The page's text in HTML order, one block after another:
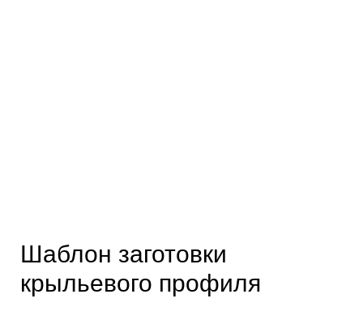
Шаблон заготовки
крыльевого профиля